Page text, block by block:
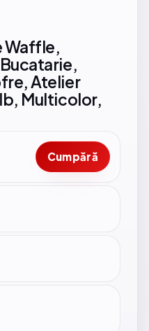
Waffle,
Atelier
Multicolor,
Cumpără